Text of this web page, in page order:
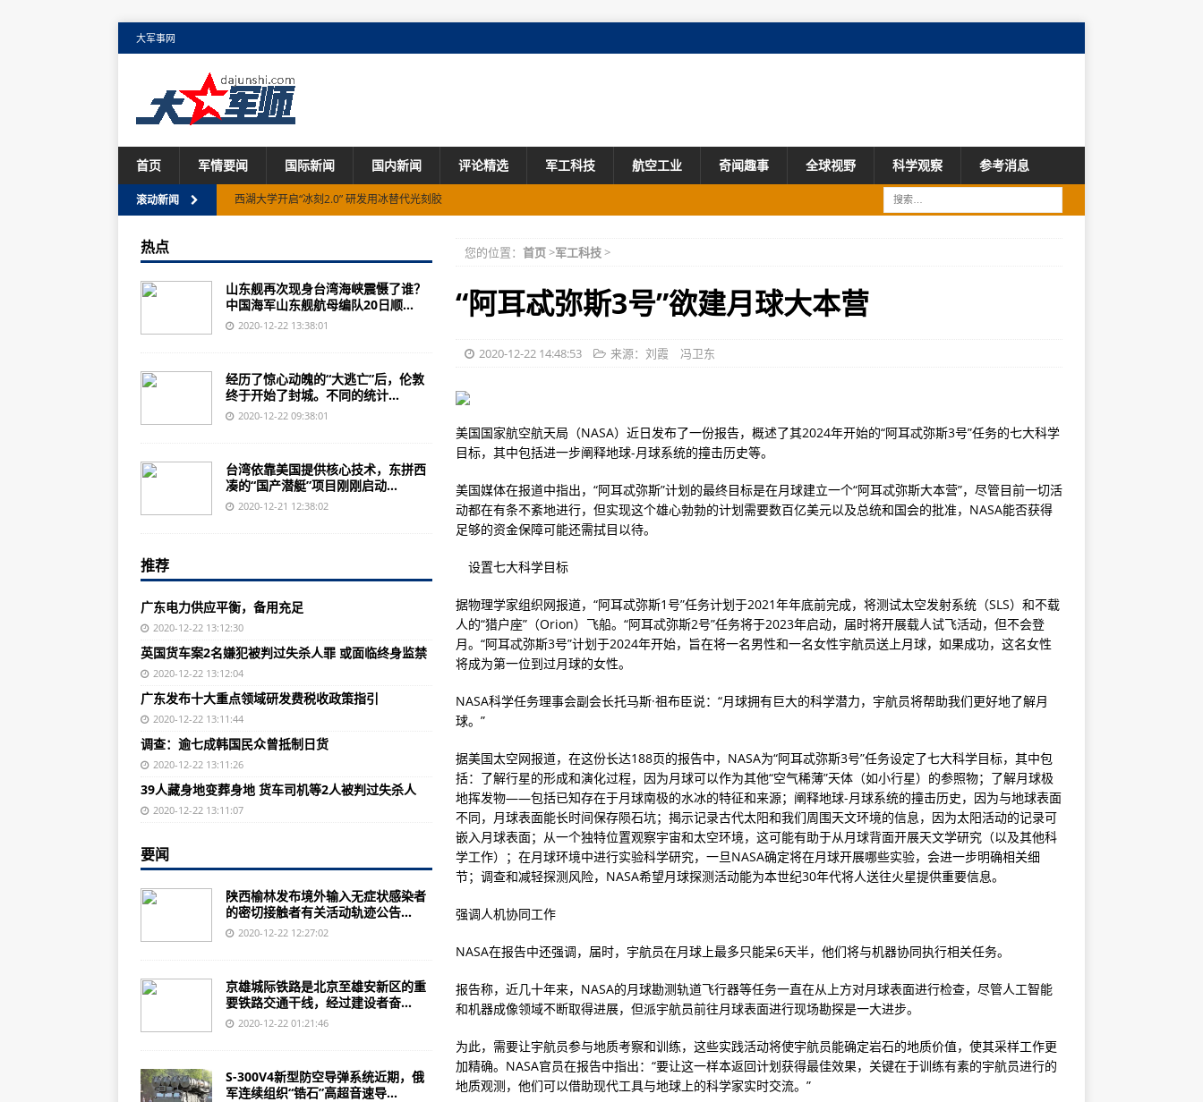
大军事网
首页 军情要闻 国际新闻 国内新闻 评论精选 军工科技 航空工业 奇闻趣事 全球视野 科学观察 参考消息
滚动新闻
西湖大学开启“冰刻2.0” 研发用冰替代光刻胶
美军未来飞行员训练计划使用虚拟现实技术等设备
英媒呼吁警惕中国"气象武器"，然而中国并没有过美国式劣迹
火箭弹也能反舰！央视披露03式远火可击中海上运动目标
山东舰再次现身台湾海峡！这次台当局被狠打脸！
广东电力供应平衡，备用充足
广东路警联合治超案件7.33万宗 涉黑涉恶线索基本办结
英国货车案2名嫌犯被判过失杀人罪 或面临终身监禁
普京确定新一届俄国务委员会成员名单
阻碍实现信息化？韩国争论小学教科书该不该用汉字
调查：逾七成韩国民众曾抵制日货
俄罗斯拟上调大豆出口关税 平抑国内粮食价格
39人藏身地变葬身地 货车司机等2人被判过失杀人
最新可持续报告显示：近90%陆生物种2050年将失去部分栖息地
澳大利亚沙滩现致英国人的巨型圣诞贺卡：“我们将再会”
中国城市教育服务产业发展指数排名公布 粤三城市名列前十
对中俄捆绑打压！美商务部公布所谓“与军方有关联实体清单”，103家中俄实体在列
《为千年贫困画上句号》：土耳其主流媒体专刊报道中国减贫成就
无视防疫规定、不戴口罩自拍 智利总统被罚3500美元
普京帮男孩圆梦后，也许下了自己的新年愿望……
德媒：德国商会在中国找到“正面消息”
解放军总医院第三医学中心泌尿外科 完成首例达芬奇Xi机器人手术
日本防卫费九连涨 两大项目惹争议
您的位置： 首页>军工科技>
“阿耳忒弥斯3号”欲建月球大本营
2020-12-22 14:48:53 来源：刘霞 冯卫东
美国国家航空航天局（NASA）近日发布了一份报告，概述了其2024年开始的“阿耳忒弥斯3号”任务的七大科学
目标，其中包括进一步阐释地球-月球系统的撞击历史等。
美国媒体在报道中指出，“阿耳忒弥斯”计划的最终目标是在月球建立一个“阿耳忒弥斯大本营”，尽管目前一切活
动都在有条不紊地进行，但实现这个雄心勃勃的计划需要数百亿美元以及总统和国会的批准，NASA能否获得
足够的资金保障可能还需拭目以待。
设置七大科学目标
据物理学家组织网报道，“阿耳忒弥斯1号”任务计划于2021年年底前完成，将测试太空发射系统（SLS）和不载
人的“猎户座”（Orion）飞船。“阿耳忒弥斯2号”任务将于2023年启动，届时将开展载人试飞活动，但不会登
月。“阿耳忒弥斯3号”计划于2024年开始，旨在将一名男性和一名女性宇航员送上月球，如果成功，这名女性
将成为第一位到过月球的女性。
NASA科学任务理事会副会长托马斯·祖布臣说：“月球拥有巨大的科学潜力，宇航员将帮助我们更好地了解月
球。”
据美国太空网报道，在这份长达188页的报告中，NASA为“阿耳忒弥斯3号”任务设定了七大科学目标，其中包
括：了解行星的形成和演化过程，因为月球可以作为其他“空气稀薄”天体（如小行星）的参照物；了解月球极
地挥发物——包括已知存在于月球南极的水冰的特征和来源；阐释地球-月球系统的撞击历史，因为与地球表面
不同，月球表面能长时间保存陨石坑；揭示记录古代太阳和我们周围天文环境的信息，因为太阳活动的记录可
嵌入月球表面；从一个独特位置观察宇宙和太空环境，这可能有助于从月球背面开展天文学研究（以及其他科
学工作）；在月球环境中进行实验科学研究，一旦NASA确定将在月球开展哪些实验，会进一步明确相关细
节；调查和减轻探测风险，NASA希望月球探测活动能为本世纪30年代将人送往火星提供重要信息。
强调人机协同工作
NASA在报告中还强调，届时，宇航员在月球上最多只能呆6天半，他们将与机器协同执行相关任务。
报告称，近几十年来，NASA的月球勘测轨道飞行器等任务一直在从上方对月球表面进行检查，尽管人工智能
和机器成像领域不断取得进展，但派宇航员前往月球表面进行现场勘探是一大进步。
为此，需要让宇航员参与地质考察和训练，这些实践活动将使宇航员能确定岩石的地质价值，使其采样工作更
加精确。NASA官员在报告中指出：“要让这一样本返回计划获得最佳效果，关键在于训练有素的宇航员进行的
地质观测，他们可以借助现代工具与地球上的科学家实时交流。”
热点
山东舰再次现身台湾海峡震慑了谁？
中国海军山东舰航母编队20日顺...
2020-12-22 13:38:01
经历了惊心动魄的“大逃亡”后，伦敦
终于开始了封城。不同的统计...
2020-12-22 09:38:01
台湾依靠美国提供核心技术，东拼西
凑的“国产潜艇”项目刚刚启动...
2020-12-21 12:38:02
推荐
广东电力供应平衡，备用充足
2020-12-22 13:12:30
英国货车案2名嫌犯被判过失杀人罪 或面临终身监禁
2020-12-22 13:12:04
广东发布十大重点领域研发费税收政策指引
2020-12-22 13:11:44
调查：逾七成韩国民众曾抵制日货
2020-12-22 13:11:26
39人藏身地变葬身地 货车司机等2人被判过失杀人
2020-12-22 13:11:07
要闻
陕西榆林发布境外输入无症状感染者
的密切接触者有关活动轨迹公告...
2020-12-22 12:27:02
京雄城际铁路是北京至雄安新区的重
要铁路交通干线，经过建设者奋...
2020-12-22 01:21:46
S-300V4新型防空导弹系统近期，俄
军连续组织“锆石”高超音速导...